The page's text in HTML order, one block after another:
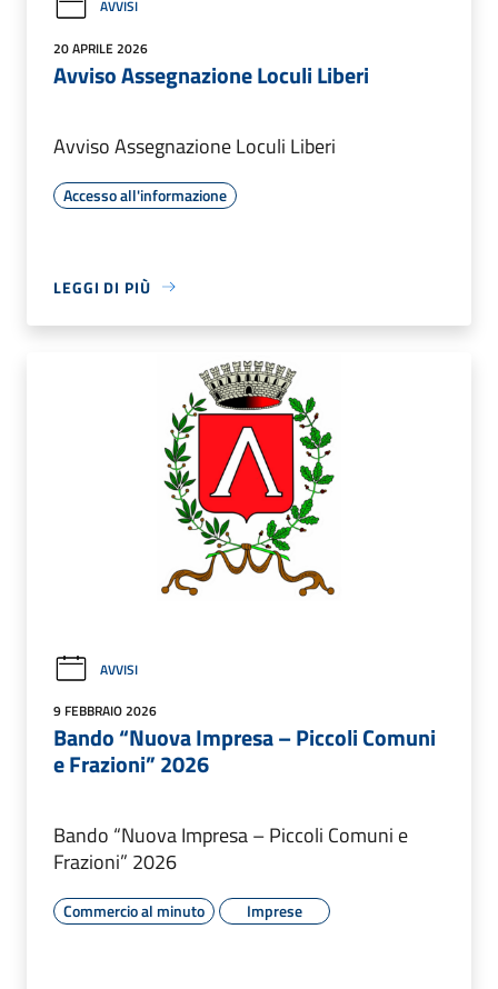
AVVISI
20 APRILE 2026
Avviso Assegnazione Loculi Liberi
Avviso Assegnazione Loculi Liberi
Accesso all'informazione
LEGGI DI PIÙ
AVVISI
9 FEBBRAIO 2026
Bando “Nuova Impresa – Piccoli Comuni
e Frazioni” 2026
Bando “Nuova Impresa – Piccoli Comuni e
Frazioni” 2026
Commercio al minuto Imprese